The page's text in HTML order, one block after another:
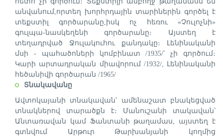
անվանում,որտեղ խորհրդային տարիներին գործել է
տեքստիլ գործարանը,իսկ ոչ հեռու «Չուլոչնի»
գուլպա-նասկեղենի գործարանը։ Այստեղ է
տեղադրված Ջուլակուհու քանդակը։ Լենինականի
մսի - պահածոների կոմբինատ /1935/՝ չի գործում։
Կարի արտադրական միավորում /1932/, Լենինականի
հեծանիվի գործարան /1965/
Տնակավանը
Ավտոկայանի տնակավան՝ ամենաշատ բնակեցված
տնակներով տարածքն է։ Մանուշանի տակավան՝
Անտառավան կամ Ֆանտանի թաղամաս, այստեղ է
գտնվում Արթուր Թարխանյանի կողմից